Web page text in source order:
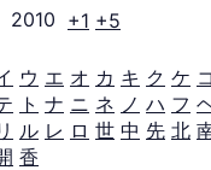
2010 +1 +5
ウ エ オ カ キ ク ケ コ
ト ナ ニ ネ ノ ハ フ
ル レ ロ 世 中 先 北
香